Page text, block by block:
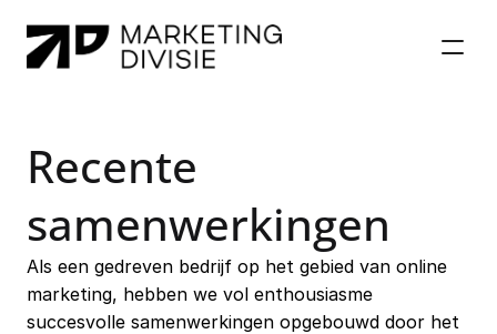
Referenties
Referenties
Over ons
Over ons
Impact
Impact
Blog
Blog
Recente
samenwerkingen
Als een gedreven bedrijf op het gebied van online
marketing, hebben we vol enthousiasme
succesvolle samenwerkingen opgebouwd door het